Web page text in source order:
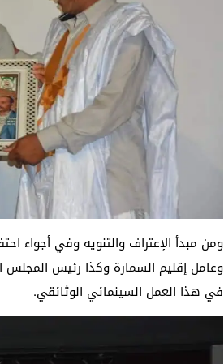
ومن مبدأ الإعتراف والتنويه وفي أجواء
وعامل إقليم السمارة وكذا رئيس
في هذا العمل السينمائي الوثائقي.